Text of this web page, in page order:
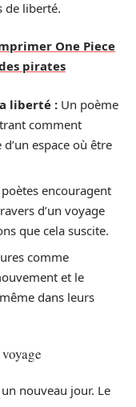
de liberté.
One Piece
pirates
liberté : Un poème
comment
espace où être
poètes encouragent
d’un voyage
que cela suscite.
comme
et le
dans leurs
nouveau jour. Le